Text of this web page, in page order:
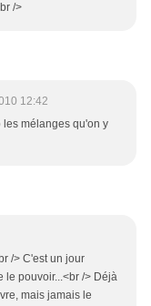
/>
12:42
les mélanges qu'on y
/> C'est un jour
le pouvoir...<br /> Déjà
mais jamais le